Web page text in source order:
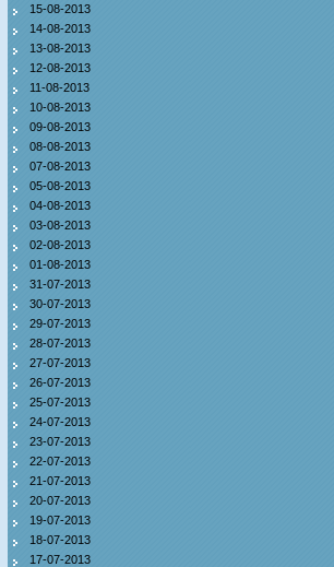
15-08-2013
14-08-2013
13-08-2013
12-08-2013
11-08-2013
10-08-2013
09-08-2013
08-08-2013
07-08-2013
05-08-2013
04-08-2013
03-08-2013
02-08-2013
01-08-2013
31-07-2013
30-07-2013
29-07-2013
28-07-2013
27-07-2013
26-07-2013
25-07-2013
24-07-2013
23-07-2013
22-07-2013
21-07-2013
20-07-2013
19-07-2013
18-07-2013
17-07-2013